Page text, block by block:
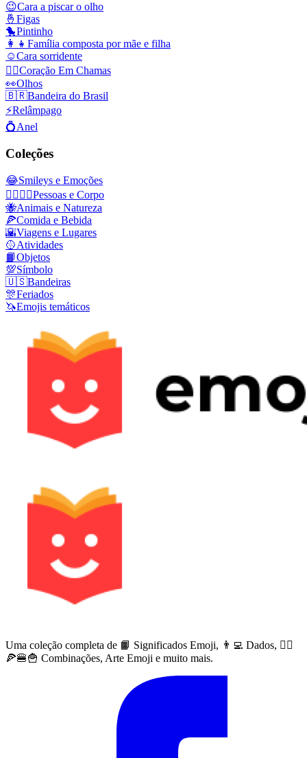
😉Cara a piscar o olho
🤞 Figas
🐤Pintinho
👩‍👧 Família composta por mãe e filha
☺️Cara sorridente
❤️‍🔥Coração Em Chamas
👀Olhos
🇧🇷Bandeira do Brasil
⚡Relâmpago
💍Anel
Coleções
😂Smileys e Emoções
👩‍❤️‍💋‍👨Pessoas e Corpo
🐝Animais e Natureza
🍕Comida e Bebida
🌇Viagens e Lugares
🥎Atividades
📙Objetos
💯Símbolo
🇺🇸Bandeiras
🎊Feriados
🦄Emojis temáticos
Uma coleção completa de 📙 Significados Emoji, 👨‍💻 Dados, 🙅‍♀️
🍕🍔🍟 Combinações, Arte Emoji e muito mais.